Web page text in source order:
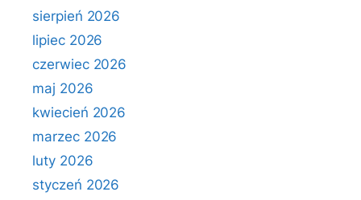
sierpień 2026
lipiec 2026
czerwiec 2026
maj 2026
kwiecień 2026
marzec 2026
luty 2026
styczeń 2026